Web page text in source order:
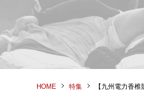
HOME 特集 【九州電力香